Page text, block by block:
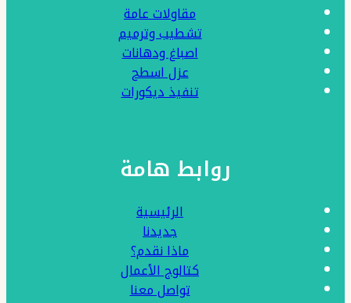
مقاولات عامة
تشطيب وترميم
اصباغ ودهانات
عزل اسطح
تنفيذ ديكورات
روابط هامة
الرئيسية
جديدنا
ماذا نقدم؟
كتالوج الأعمال
تواصل معنا